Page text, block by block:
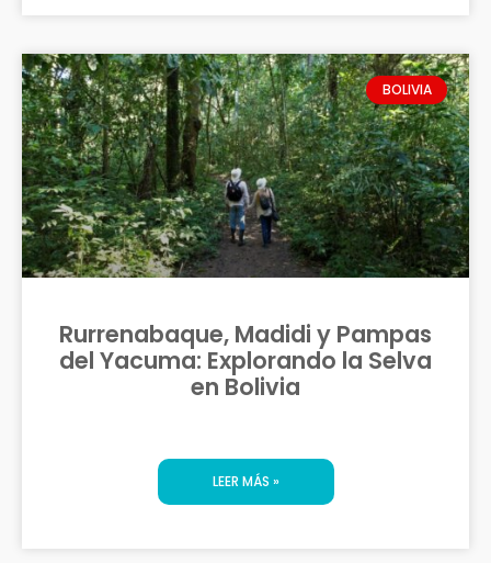
BOLIVIA
Rurrenabaque, Madidi y Pampas
del Yacuma: Explorando la Selva
en Bolivia
LEER MÁS »